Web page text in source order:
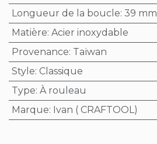
Longueur de la boucle: 39 mm
Matière: Acier inoxydable
Provenance: Taïwan
Style: Classique
Type: À rouleau
Marque: Ivan ( CRAFTOOL)